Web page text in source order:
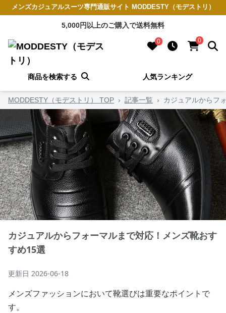
メンズカジュアルスーツ専門通販サイト MODDESTY（モデストリ）
5,000円以上のご購入で送料無料
0 0
商品を検索する 人気ランキング
MODDESTY（モデストリ） TOP › 記事一覧 › カジュアルからフ
カジュアルからフォーマルまで対応！メンズ靴おす
すめ15選
更新日 2026-06-18
メンズファッションにおいて靴選びは重要なポイントで
す。